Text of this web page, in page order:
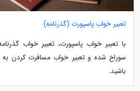
تعبیر خواب پاسپورت (گذرنامه)
با تعبیر خواب پاسپورت، تعبیر خواب
سوراخ شده و تعبیر خواب مسافرت کردن به
باشید.